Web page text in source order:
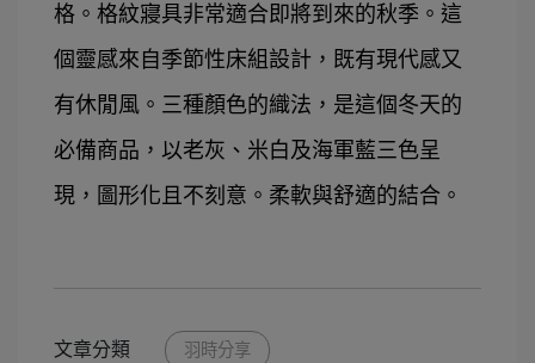
格。格紋寢具非常適合即將到來的秋季。這
個靈感來自季節性床組設計，既有現代感又
有休閒風。三種顏色的織法，是這個冬天的
必備商品，以老灰、米白及海軍藍三色呈
現 ， 圖形化且不刻意。柔軟與舒適的結合 。
文章分類 羽時分享